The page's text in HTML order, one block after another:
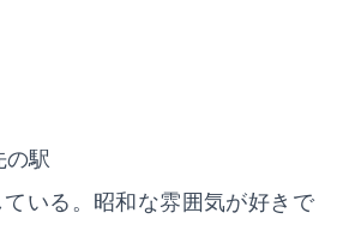
の駅
いる。昭和な雰囲気が好きで